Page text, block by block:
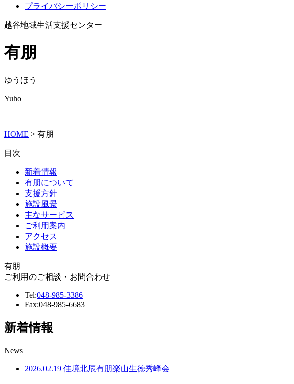
プライバシーポリシー
越谷地域生活支援センター
有朋
ゆうほう
Yuho
HOME > 有朋
目次
新着情報
有朋について
支援方針
施設風景
主なサービス
ご利用案内
アクセス
施設概要
有朋
ご利用のご相談・お問合わせ
Tel:048-985-3386
Fax:048-985-6683
新着情報
News
2026.02.19 佳境北辰有朋楽山生徳秀峰会